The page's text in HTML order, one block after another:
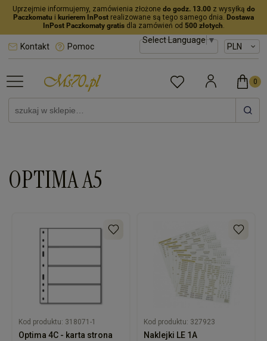
Uprzejmie informujemy, zamówienia złożone do godz. 13.00z wysyłką do
Paczkomatu i kurierem InPost realizowane są tego samego dnia. Dostawa
InPost Paczkomaty gratisdla zamówień od 500 złotych.
Select Language▼
Kontakt Pomoc
OPTIMA A5
Kod produktu: 318071-1
Optima 4C - karta strona
Kod produktu: 327923
Naklejki LE 1A